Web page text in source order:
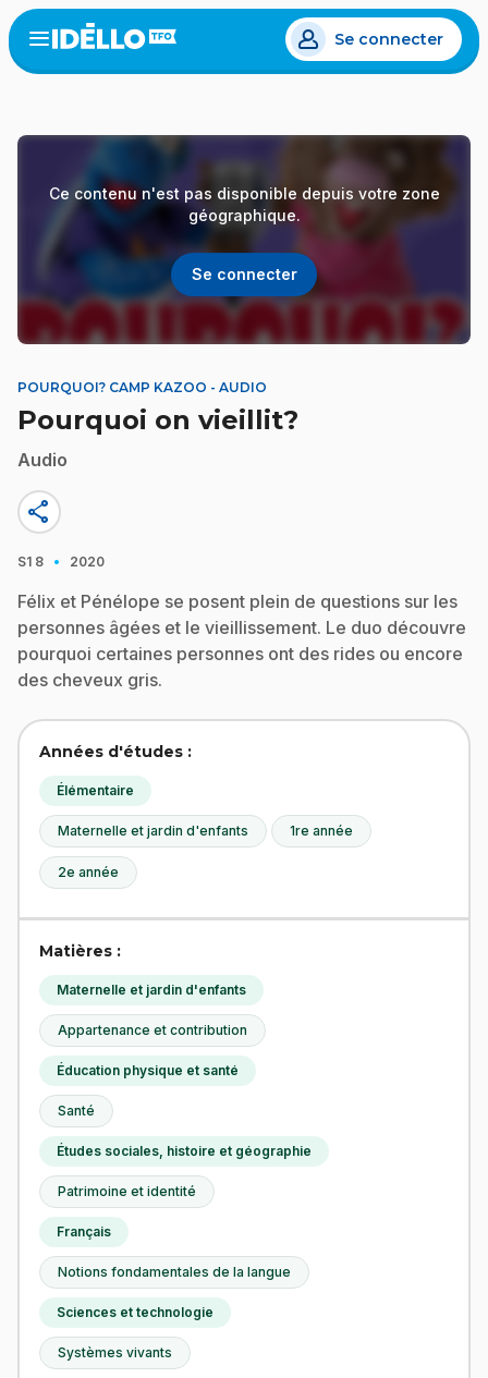
Aller
au
contenu
Open
menu
Se connecter
Ce contenu n'est pas disponible depuis votre zone
géographique.
Se connecter
POURQUOI? CAMP KAZOO - AUDIO
Pourquoi on vieillit?
Audio
share
S1 8 · 2020
Félix et Pénélope se posent plein de questions sur les
personnes âgées et le vieillissement. Le duo découvre
pourquoi certaines personnes ont des rides ou encore
des cheveux gris.
Années d'études :
Élémentaire
Maternelle et jardin d'enfants 1re année
2e année
Matières :
Maternelle et jardin d'enfants
Appartenance et contribution
Éducation physique et santé
Santé
Études sociales, histoire et géographie
Patrimoine et identité
Français
Notions fondamentales de la langue
Sciences et technologie
Systèmes vivants